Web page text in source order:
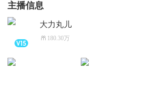
主播信息
大力丸儿
180.30万